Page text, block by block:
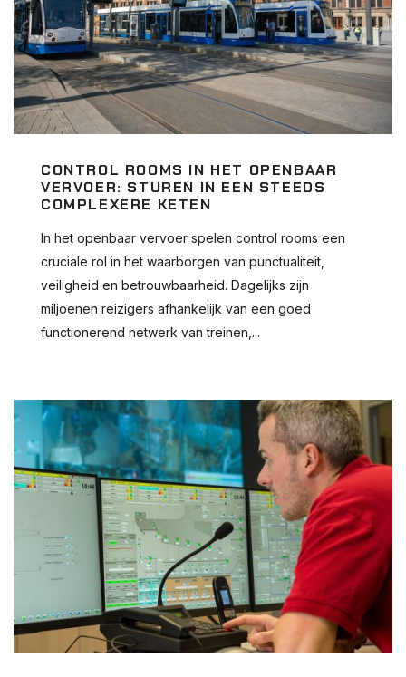
CONTROL ROOMS IN HET OPENBAAR
VERVOER: STUREN IN EEN STEEDS
COMPLEXERE KETEN
In het openbaar vervoer spelen control rooms een
cruciale rol in het waarborgen van punctualiteit,
veiligheid en betrouwbaarheid. Dagelijks zijn
miljoenen reizigers afhankelijk van een goed
functionerend netwerk van treinen,...